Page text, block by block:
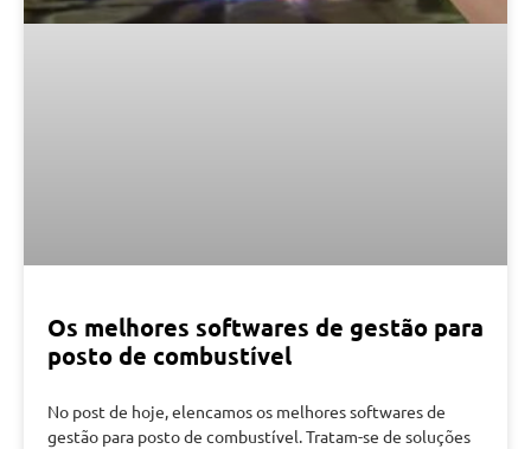
Os melhores softwares de gestão para
posto de combustível
No post de hoje, elencamos os melhores softwares de
gestão para posto de combustível. Tratam-se de soluções